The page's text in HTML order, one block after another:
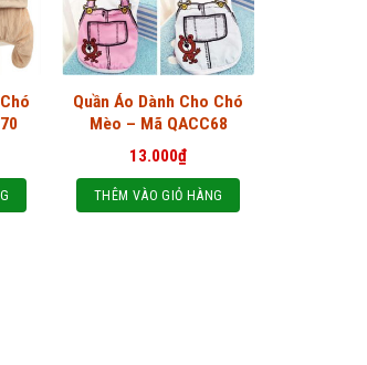
Quần Áo Dành Cho Chó
Mèo – Mã QACC68
13.000₫
THÊM VÀO GIỎ HÀNG